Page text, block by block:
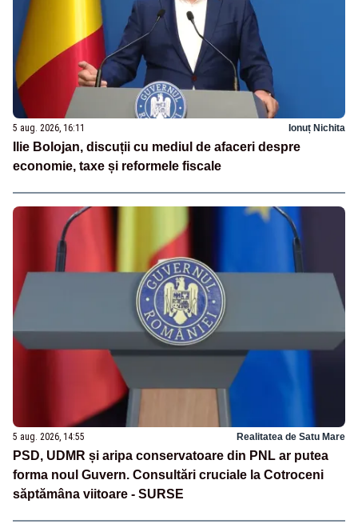
5 aug. 2026, 16:11 Ionuț Nichita
Ilie Bolojan, discuții cu mediul de afaceri despre
economie, taxe și reformele fiscale
5 aug. 2026, 14:55 Realitatea de Satu Mare
PSD, UDMR și aripa conservatoare din PNL ar putea
forma noul Guvern. Consultări cruciale la Cotroceni
săptămâna viitoare - SURSE